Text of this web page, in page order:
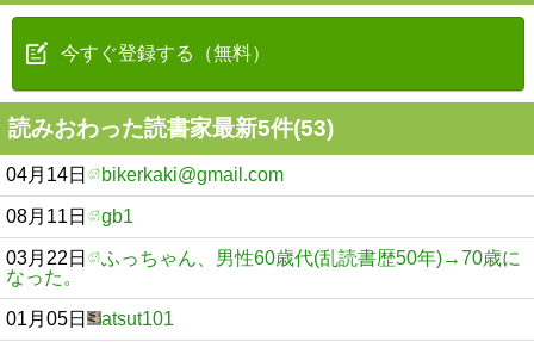
今すぐ登録する（無料）
読みおわった読書家最新5件(53)
04月14日 bikerkaki@gmail.com
08月11日 gb1
03月22日
ふっちゃん、男性60歳代(乱読書歴50年)→70歳に
なった。
01月05日 atsut101